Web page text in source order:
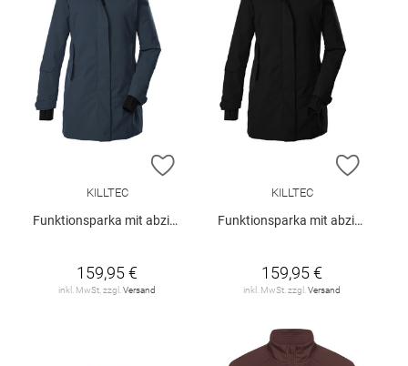
ZUR WUNSCHLISTE HINZUFÜGEN
KILLTEC
Funktionsparka mit abzippbarer Kapuze
159,95 €
inkl. MwSt. zzgl. Versand
ZUR
KILLTEC
Funktionsparka mit abzippbarer Kapuze
159,95 €
inkl. MwSt. zzgl. Versand